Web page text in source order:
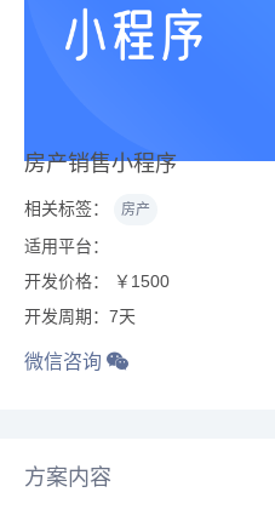
房产销售小程序
相关标签： 房产
适用平台：
开发价格： ￥1500
开发周期：7天
微信咨询
方案内容